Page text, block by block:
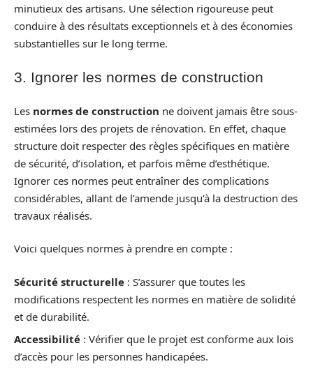
minutieux des artisans. Une sélection rigoureuse peut
conduire à des résultats exceptionnels et à des économies
substantielles sur le long terme.
3. Ignorer les normes de construction
Les normes de construction ne doivent jamais être sous-
estimées lors des projets de rénovation. En effet, chaque
structure doit respecter des règles spécifiques en matière
de sécurité, d’isolation, et parfois même d’esthétique.
Ignorer ces normes peut entraîner des complications
considérables, allant de l’amende jusqu’à la destruction des
travaux réalisés.
Voici quelques normes à prendre en compte :
Sécurité structurelle : S’assurer que toutes les
modifications respectent les normes en matière de solidité
et de durabilité.
Accessibilité : Vérifier que le projet est conforme aux lois
d’accès pour les personnes handicapées.